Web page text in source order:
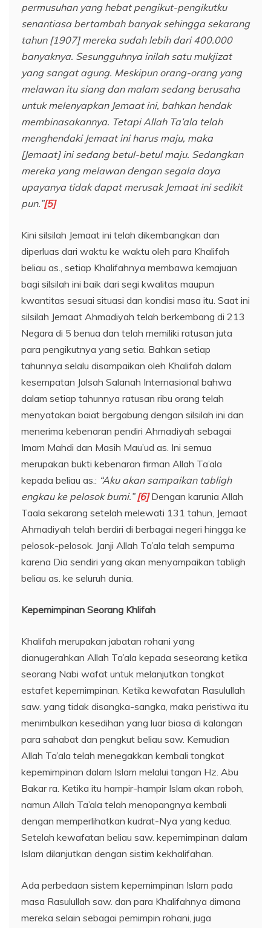
permusuhan yang hebat pengikut-pengikutku
senantiasa bertambah banyak sehingga sekarang
tahun [1907] mereka sudah lebih dari 400.000
banyaknya. Sesungguhnya inilah satu mukjizat
yang sangat agung. Meskipun orang-orang yang
melawan itu siang dan malam sedang berusaha
untuk melenyapkan Jemaat ini, bahkan hendak
membinasakannya. Tetapi Allah Ta’ala telah
menghendaki Jemaat ini harus maju, maka
[Jemaat] ini sedang betul-betul maju. Sedangkan
mereka yang melawan dengan segala daya
upayanya tidak dapat merusak Jemaat ini sedikit
pun.”[5]
Kini silsilah Jemaat ini telah dikembangkan dan
diperluas dari waktu ke waktu oleh para Khalifah
beliau as., setiap Khalifahnya membawa kemajuan
bagi silsilah ini baik dari segi kwalitas maupun
kwantitas sesuai situasi dan kondisi masa itu. Saat ini
silsilah Jemaat Ahmadiyah telah berkembang di 213
Negara di 5 benua dan telah memiliki ratusan juta
para pengikutnya yang setia. Bahkan setiap
tahunnya selalu disampaikan oleh Khalifah dalam
kesempatan Jalsah Salanah Internasional bahwa
dalam setiap tahunnya ratusan ribu orang telah
menyatakan baiat bergabung dengan silsilah ini dan
menerima kebenaran pendiri Ahmadiyah sebagai
Imam Mahdi dan Masih Mau’ud as. Ini semua
merupakan bukti kebenaran firman Allah Ta’ala
kepada beliau as.: “Aku akan sampaikan tabligh
engkau ke pelosok bumi.”[6] Dengan karunia Allah
Taala sekarang setelah melewati 131 tahun, Jemaat
Ahmadiyah telah berdiri di berbagai negeri hingga ke
pelosok-pelosok. Janji Allah Ta’ala telah sempurna
karena Dia sendiri yang akan menyampaikan tabligh
beliau as. ke seluruh dunia.
Kepemimpinan Seorang Khlifah
Khalifah merupakan jabatan rohani yang
dianugerahkan Allah Ta’ala kepada seseorang ketika
seorang Nabi wafat untuk melanjutkan tongkat
estafet kepemimpinan. Ketika kewafatan Rasulullah
saw. yang tidak disangka-sangka, maka peristiwa itu
menimbulkan kesedihan yang luar biasa di kalangan
para sahabat dan pengkut beliau saw. Kemudian
Allah Ta’ala telah menegakkan kembali tongkat
kepemimpinan dalam Islam melalui tangan Hz. Abu
Bakar ra. Ketika itu hampir-hampir Islam akan roboh,
namun Allah Ta’ala telah menopangnya kembali
dengan memperlihatkan kudrat-Nya yang kedua.
Setelah kewafatan beliau saw. kepemimpinan dalam
Islam dilanjutkan dengan sistim kekhalifahan.
Ada perbedaan sistem kepemimpinan Islam pada
masa Rasulullah saw. dan para Khalifahnya dimana
mereka selain sebagai pemimpin rohani, juga